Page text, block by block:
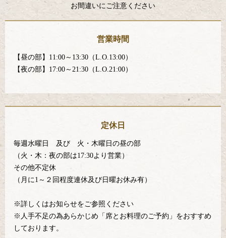
お間違いにご注意ください
営業時間
【昼の部】11:00～13:30（L.O.13:00）
【夜の部】17:00～21:30（L.O.21:00）
定休日
毎週水曜日 及び 火・木曜日の昼の部
（火・木：夜の部は17:30より営業）
その他不定休
（月に1～２回程度連休及び日曜お休み有）
※詳しくはお知らせをご参照ください
※人手不足の為あらかじめ「席とお料理のご予約」をおすすめ
しております。